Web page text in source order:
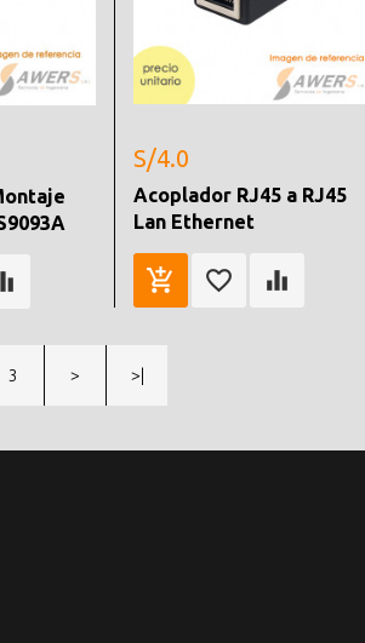
S/4.0
Acoplador RJ45 a RJ45
Lan Ethernet
3 > >|